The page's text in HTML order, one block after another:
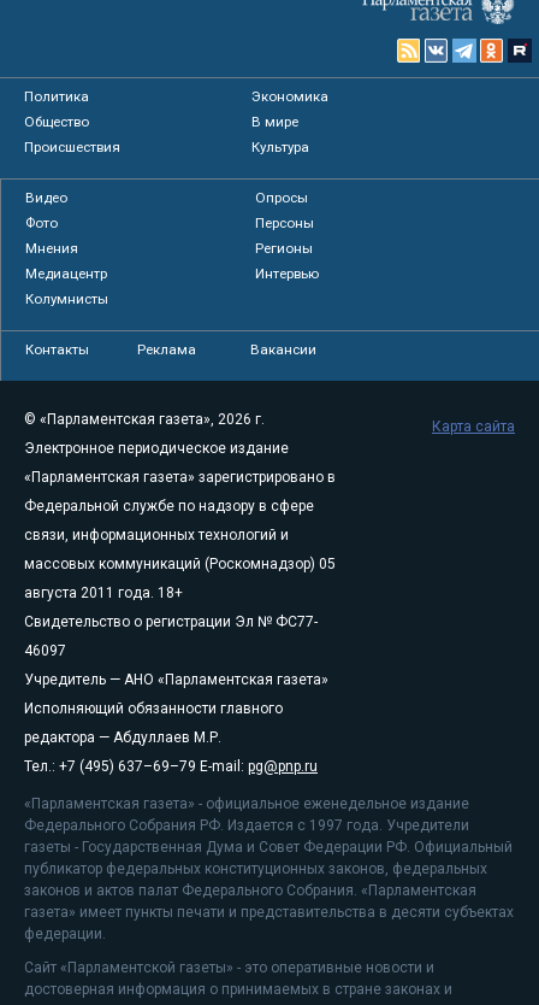
Политика
Экономика
Общество
В мире
Происшествия
Культура
Видео
Опросы
Фото
Персоны
Мнения
Регионы
Медиацентр
Интервью
Колумнисты
Контакты Реклама Вакансии
© «Парламентская газета», 2026 г.
Электронное периодическое издание
«Парламентская газета» зарегистрировано в
Федеральной службе по надзору в сфере
связи, информационных технологий и
массовых коммуникаций (Роскомнадзор) 05
августа 2011 года. 18+
Свидетельство о регистрации Эл № ФС77-
46097
Учредитель — АНО «Парламентская газета»
Исполняющий обязанности главного
редактора — Абдуллаев М.Р.
Тел.: +7 (495) 637–69–79 E-mail: pg@pnp.ru
«Парламентская газета» - официальное еженедельное издание
Федерального Собрания РФ. Издается с 1997 года. Учредители
газеты - Государственная Дума и Совет Федерации РФ. Официальный
публикатор федеральных конституционных законов, федеральных
законов и актов палат Федерального Собрания. «Парламентская
газета» имеет пункты печати и представительства в десяти субъектах
федерации.
Сайт «Парламентской газеты» - это оперативные новости и
достоверная информация о принимаемых в стране законах и
Карта сайта